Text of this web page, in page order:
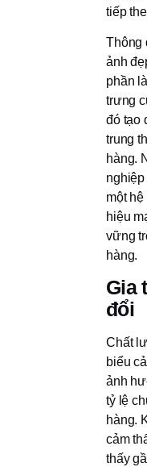
tiếp
Thông
ảnh
phần
trưng
đó tạo
trung
hàng.
một
hiệu
vững
hàng.
Gia
đổi
Chất
biểu
ảnh
tỷ lệ
hàng.
cảm
thấy